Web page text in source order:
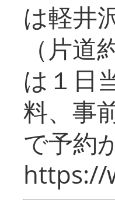
は軽井
（片
は１日
料、事
で予約
https://